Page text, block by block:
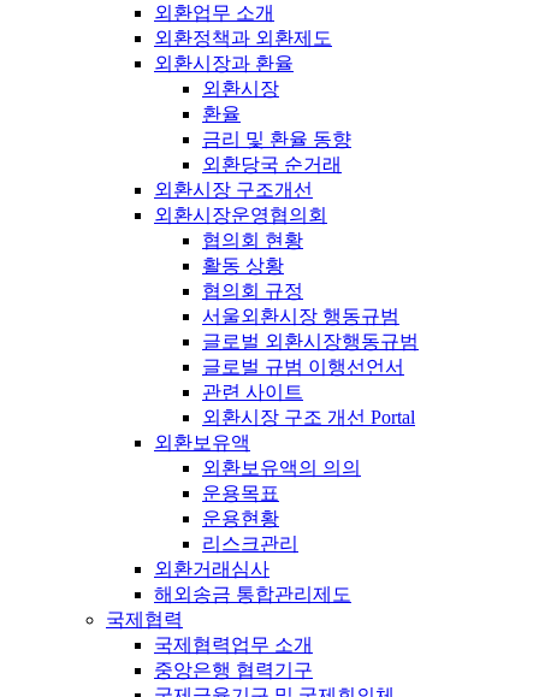
외환업무 소개
외환정책과 외환제도
외환시장과 환율
외환시장
환율
금리 및 환율 동향
외환당국 순거래
외환시장 구조개선
외환시장운영협의회
협의회 현황
활동 상황
협의회 규정
서울외환시장 행동규범
글로벌 외환시장행동규범
글로벌 규범 이행선언서
관련 사이트
외환시장 구조 개선 Portal
외환보유액
외환보유액의 의의
운용목표
운용현황
리스크관리
외환거래심사
해외송금 통합관리제도
국제협력
국제협력업무 소개
중앙은행 협력기구